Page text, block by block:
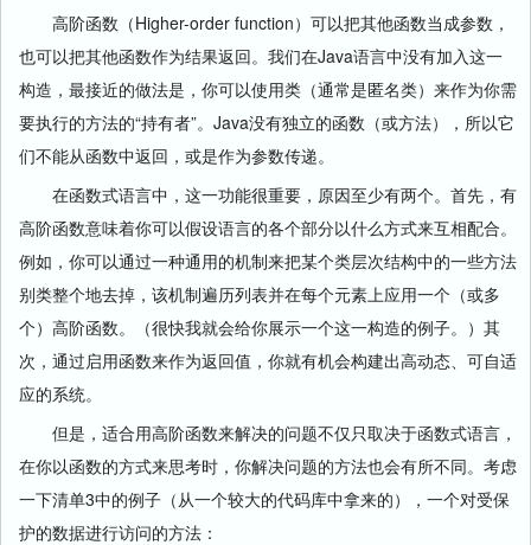
高阶函数（Higher-order function）可以把其他函数当成参数，
也可以把其他函数作为结果返回。我们在Java语言中没有加入这一
构造，最接近的做法是，你可以使用类（通常是匿名类）来作为你需
要执行的方法的“持有者”。Java没有独立的函数（或方法），所以它
们不能从函数中返回，或是作为参数传递。
在函数式语言中，这一功能很重要，原因至少有两个。首先，有
高阶函数意味着你可以假设语言的各个部分以什么方式来互相配合。
例如，你可以通过一种通用的机制来把某个类层次结构中的一些方法
别类整个地去掉，该机制遍历列表并在每个元素上应用一个（或多
个）高阶函数。（很快我就会给你展示一个这一构造的例子。）其
次，通过启用函数来作为返回值，你就有机会构建出高动态、可自适
应的系统。
但是，适合用高阶函数来解决的问题不仅只取决于函数式语言，
在你以函数的方式来思考时，你解决问题的方法也会有所不同。考虑
一下清单3中的例子（从一个较大的代码库中拿来的），一个对受保
护的数据进行访问的方法：